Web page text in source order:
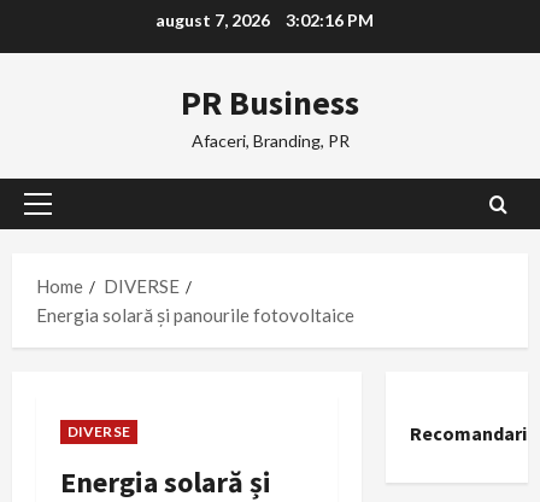
august 7, 2026 3:02:17 PM
PR Business
Afaceri, Branding, PR
Primary
Home
DIVERSE
Energia solară și panourile fotovoltaice
DIVERSE
Energia solară și
Recomandari